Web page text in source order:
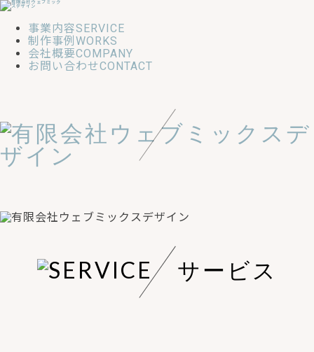
事業内容SERVICE
制作事例 WORKS
会社概要COMPANY
お問い合わせCONTACT